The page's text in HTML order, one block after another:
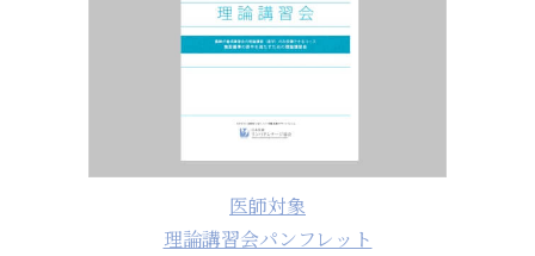
医師対象
理論講習会パンフレット